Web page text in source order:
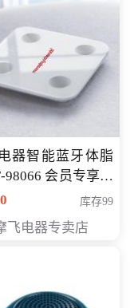
器智能蓝牙体脂
98066 会员专享价
库存99
飞电器专卖店